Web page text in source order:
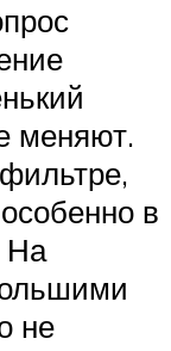
меняют.
в
На
не